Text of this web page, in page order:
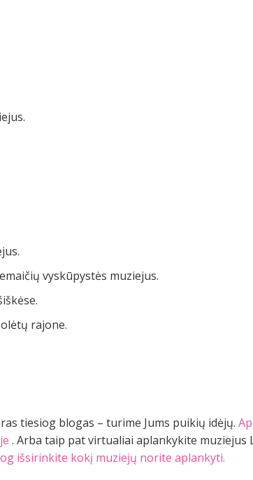
vyskūpystės muziejus.
rajone.
tiesiog blogas – turime Jums puikių idėjų.
. Arba taip pat virtualiai aplankykite muziejus
išsirinkite kokį muziejų norite aplankyti.